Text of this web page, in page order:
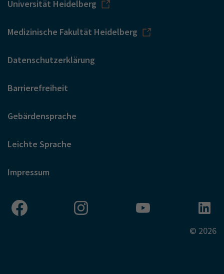
Universität Heidelberg
Medizinische Fakultät Heidelberg
Datenschutzerklärung
Barrierefreiheit
Gebärdensprache
Leichte Sprache
Impressum
© 2026